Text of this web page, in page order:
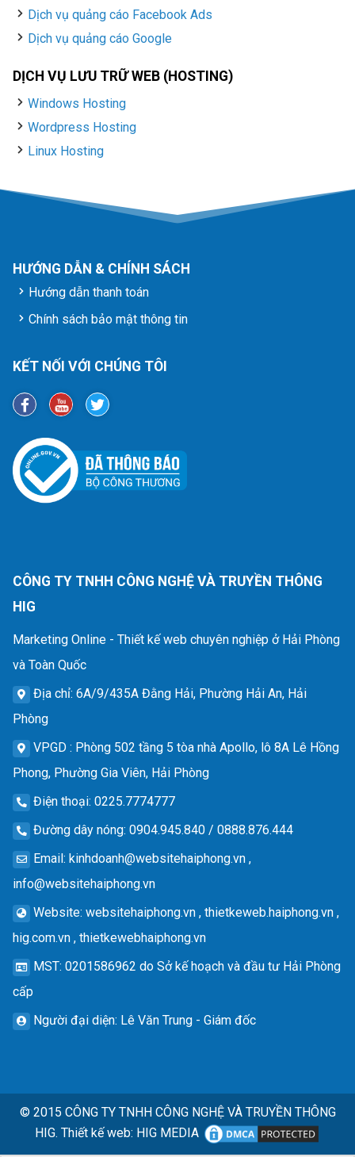
Dịch vụ quảng cáo Facebook Ads
Dịch vụ quảng cáo Google
DỊCH VỤ LƯU TRỮ WEB (HOSTING)
Windows Hosting
Wordpress Hosting
Linux Hosting
HƯỚNG DẪN & CHÍNH SÁCH
Hướng dẫn thanh toán
Chính sách bảo mật thông tin
KẾT NỐI VỚI CHÚNG TÔI
CÔNG TY TNHH CÔNG NGHỆ VÀ TRUYỀN THÔNG
HIG
Marketing Online - Thiết kế web chuyên nghiệp ở Hải Phòng
và Toàn Quốc
Địa chỉ: 6A/9/435A Đằng Hải, Phường Hải An, Hải
Phòng
VPGD : Phòng 502 tầng 5 tòa nhà Apollo, lô 8A Lê Hồng
Phong, Phường Gia Viên, Hải Phòng
Điện thoại: 0225.7774777
Đường dây nóng: 0904.945.840 / 0888.876.444
Email: kinhdoanh@websitehaiphong.vn ,
info@websitehaiphong.vn
Website: websitehaiphong.vn , thietkeweb.haiphong.vn ,
hig.com.vn , thietkewebhaiphong.vn
MST: 0201586962 do Sở kế hoạch và đầu tư Hải Phòng
cấp
Người đại diện: Lê Văn Trung - Giám đốc
© 2015 CÔNG TY TNHH CÔNG NGHỆ VÀ TRUYỀN THÔNG
HIG. Thiết kế web: HIG MEDIA